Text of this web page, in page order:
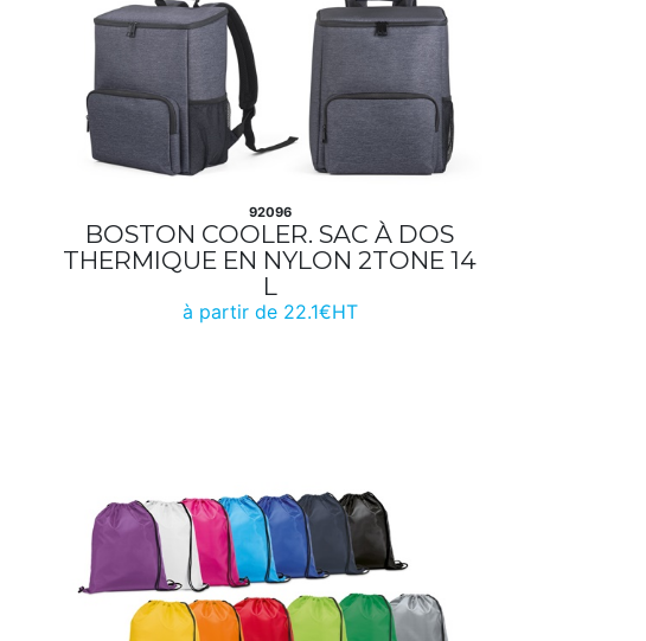
92096
BOSTON COOLER. SAC À DOS
THERMIQUE EN NYLON 2TONE 14
L
à partir de 22.1€HT